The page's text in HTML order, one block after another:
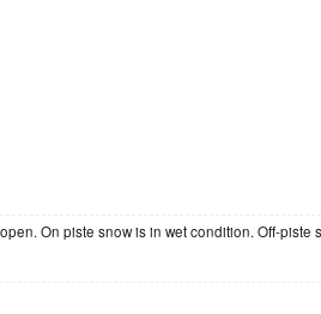
On piste snow is in wet condition. Off-piste